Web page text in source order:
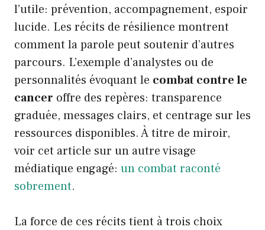
l’utile: prévention, accompagnement, espoir
lucide. Les récits de résilience montrent
comment la parole peut soutenir d’autres
parcours. L’exemple d’analystes ou de
personnalités évoquant le combat contre le
cancer offre des repères: transparence
graduée, messages clairs, et centrage sur les
ressources disponibles. À titre de miroir,
voir cet article sur un autre visage
médiatique engagé: un combat raconté
sobrement.
La force de ces récits tient à trois choix